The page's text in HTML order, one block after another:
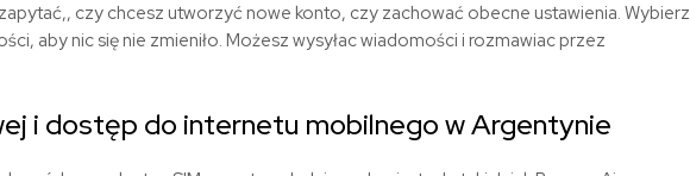
czy chcesz utworzyć nowe konto, czy zachować obecne ustawienia. Wybierz
aby nic się nie zmieniło. Możesz wysyłac wiadomości i rozmawiac przez
i dostęp do internetu mobilnego w Argentynie